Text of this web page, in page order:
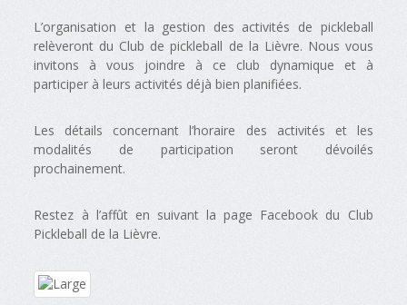
L’organisation et la gestion des activités de pickleball
relèveront du Club de pickleball de la Lièvre. Nous vous
invitons à vous joindre à ce club dynamique et à
participer à leurs activités déjà bien planifiées.
Les détails concernant l’horaire des activités et les
modalités de participation seront dévoilés
prochainement.
Restez à l’affût en suivant la page Facebook du Club
Pickleball de la Lièvre.